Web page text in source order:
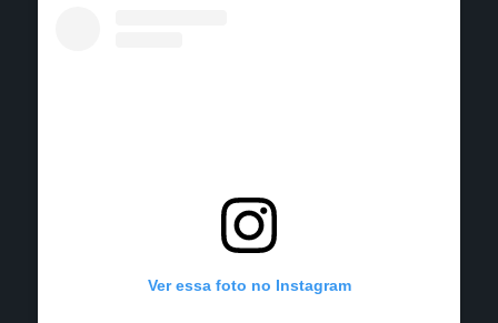
Ver essa foto no Instagram